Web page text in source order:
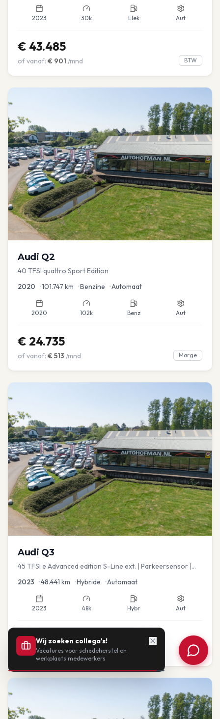
2023 30k Elek Aut
€ 43.485
of vanaf: € 901 /mnd BTW
Audi Q2
40 TFSI quattro Sport Edition
2020 •101.747 km •Benzine •Automaat
2020 102k Benz Aut
€ 24.735
of vanaf: € 513 /mnd Marge
Audi Q3
45 TFSI e Advanced edition S-Line ext. | Parkeersensor |
2023 •48.441 km •Hybride •Automaat
2023 48k Hybr Aut
€33.435
of vanaf: €693/mnd BTW
Wij zoeken collega's!
Vacatures voor schadeherstel en
werkplaats medewerkers